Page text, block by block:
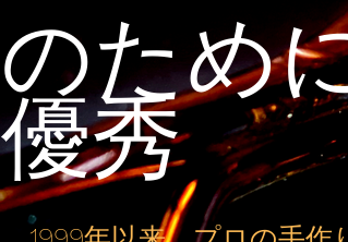
のため
優秀